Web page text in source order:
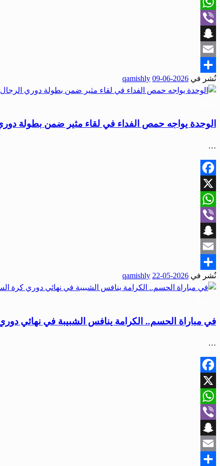
WhatsApp
Viber
Snapchat
Email
Share
نُشر في 2026-06-09
qamishly
الوحدة يواجه حمص الفداء في لقاء مثير ضمن بطولة
…
Facebook
X
WhatsApp
Viber
Snapchat
Email
Share
نُشر في 2026-05-22
qamishly
في مباراة الحسم.. الكرامة ينافس الشبيبة في نهائي
…
Facebook
X
WhatsApp
Viber
Snapchat
Email